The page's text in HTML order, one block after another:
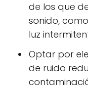
de los que
sonido,
luz
Optar por
de ruido